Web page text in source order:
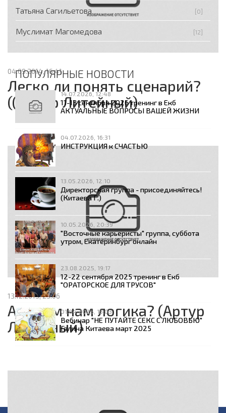
04.09.2014, 16:41
Легко ли понять сценарий?
((Артур Литейный)
13.12.2013, 23:06
А зачем нам логика? (Артур
Литейный)
Татьяна Сагильетова [0]
Муслимат Магомедова [12]
ПОПУЛЯРНЫЕ НОВОСТИ
14.07.2026, 12:48
11-13 сентября 2026 тренинг в Екб
АКТУАЛЬНЫЕ ВОПРОСЫ ВАШЕЙ ЖИЗНИ
04.07.2026, 16:31
ИНСТРУКЦИЯ к СЧАСТЬЮ
13.05.2026, 12:10
Директорская группа - присоединяйтесь!
(Китаева Г.)
10.05.2026, 20:39
"Восточные карьеристы" группа, суббота
утром, Екатеринбург онлайн
23.08.2025, 19:17
12-22 сентября 2025 тренинг в Екб
"ОРАТОРСКОЕ ДЛЯ ТРУСОВ"
01.04.2025, 13:03
Вебинар "НЕ ПУТАЙТЕ СЕКС С ЛЮБОВЬЮ"
Галина Китаева март 2025